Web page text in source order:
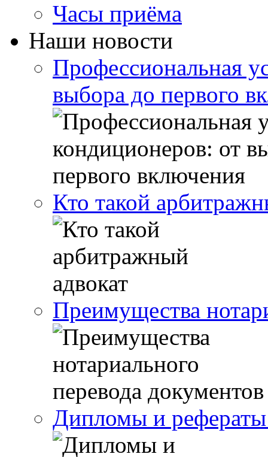
Часы приёма
Наши новости
Профессиональная
выбора до первого
Кто такой
Преимущества
Дипломы и рефераты